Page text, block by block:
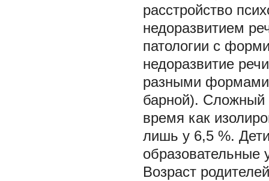
расстройство
недоразвитием
патологии с
недоразвитие
разными формами
барной). Сложный
время как
лишь у 6,5 %.
образовательные
Возраст